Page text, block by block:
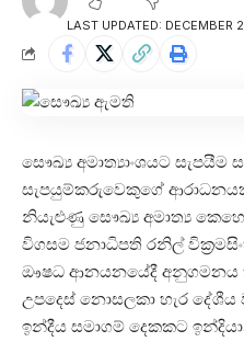
LAST UPDATED: DECEMBER
සෞඛ්‍ය අමාත්‍යාංශයට සැපයීම
සැපයුම්කරුවෙකුගේ
නියැළුණු සෞඛ්‍ය අමාත්‍ය
විගසම ජනාධිපති රනිල්
ඖෂධ ආනයනයේදී අනුගමනය
උපදෙස් නොසලකා හැර දේශීය
ඉන්දීය සමාගම් දෙකකට